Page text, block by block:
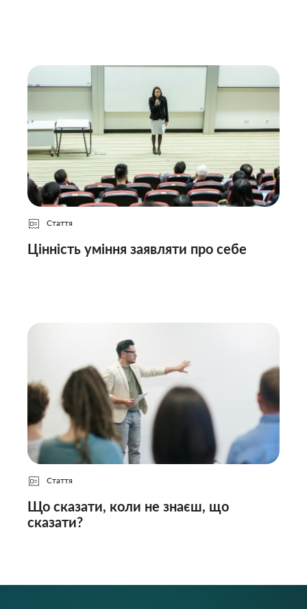
Стаття
Цінність уміння заявляти про себе
Стаття
Що сказати, коли не знаєш, що
сказати?